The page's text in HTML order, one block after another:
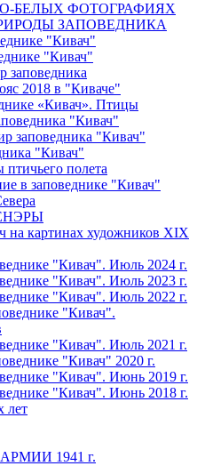
БЕЛЫХ ФОТОГРАФИЯХ
ЗАПОВЕДНИКА
"Кивач"
"Кивач"
2018 в "Киваче"
«Кивач». Птицы
"Кивач"
заповедника "Кивач"
"Кивач"
полета
в заповеднике "Кивач"
на картинах художников XIX
"Кивач". Июль 2024 г.
"Кивач". Июль 2023 г.
"Кивач". Июль 2022 г.
"Кивач".
"Кивач". Июль 2021 г.
"Кивач" 2020 г.
"Кивач". Июнь 2019 г.
"Кивач". Июнь 2018 г.
лет
1941 г.